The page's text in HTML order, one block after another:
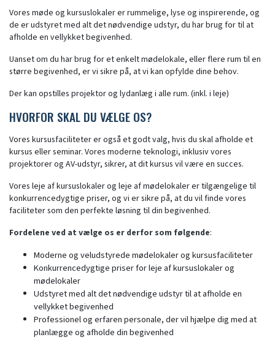
Vores møde og kursuslokaler er rummelige, lyse og inspirerende, og
de er udstyret med alt det nødvendige udstyr, du har brug for til at
afholde en vellykket begivenhed.
Uanset om du har brug for et enkelt mødelokale, eller flere rum til en
større begivenhed, er vi sikre på, at vi kan opfylde dine behov.
Der kan opstilles projektor og lydanlæg i alle rum. (inkl. i leje)
HVORFOR SKAL DU VÆLGE OS?
Vores kursusfaciliteter er også et godt valg, hvis du skal afholde et
kursus eller seminar. Vores moderne teknologi, inklusiv vores
projektorer og AV-udstyr, sikrer, at dit kursus vil være en succes.
Vores leje af kursuslokaler og leje af mødelokaler er tilgængelige til
konkurrencedygtige priser, og vi er sikre på, at du vil finde vores
faciliteter som den perfekte løsning til din begivenhed.
Fordelene ved at vælge os er derfor som følgende:
Moderne og veludstyrede mødelokaler og kursusfaciliteter
Konkurrencedygtige priser for leje af kursuslokaler og
mødelokaler
Udstyret med alt det nødvendige udstyr til at afholde en
vellykket begivenhed
Professionel og erfaren personale, der vil hjælpe dig med at
planlægge og afholde din begivenhed